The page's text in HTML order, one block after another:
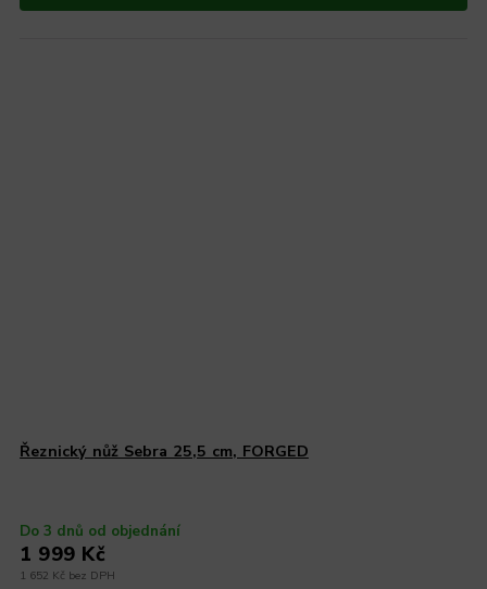
Řeznický nůž Sebra 25,5 cm, FORGED
Do 3 dnů od objednání
1 652 Kč bez DPH
1 999 Kč